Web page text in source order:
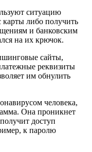
ситуацию
карты либо получить
и банковским
на их крючок.
сайты,
реквизиты
им обнулить
человека,
Она проникнет
доступ
к паролю